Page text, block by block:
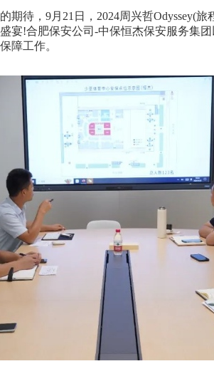
待，9月21日，2024周兴哲Odyssey(旅
宴!合肥保安公司-中保恒杰保安服务集
障工作。